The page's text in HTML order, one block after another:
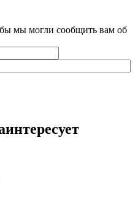
мы могли сообщить вам об